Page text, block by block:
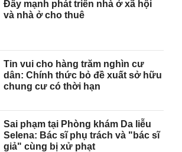
Đẩy mạnh phát triển nhà ở xã hội
và nhà ở cho thuê
Tin vui cho hàng trăm nghìn cư
dân: Chính thức bỏ đề xuất sở hữu
chung cư có thời hạn
Sai phạm tại Phòng khám Da liễu
Selena: Bác sĩ phụ trách và "bác sĩ
giả" cùng bị xử phạt